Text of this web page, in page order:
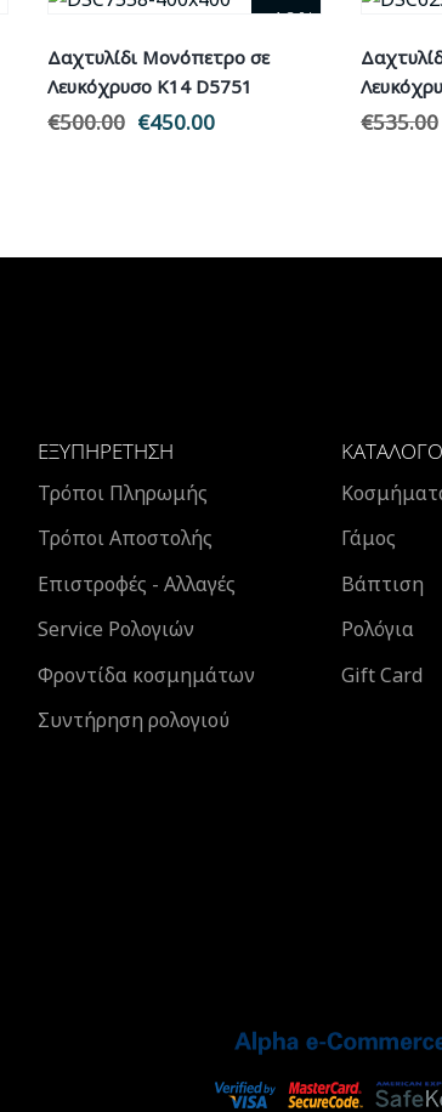
- 10%
Δαχτυλίδι Μονόπετρο σε
Λευκόχρυσο Κ14 D5751
€500.00 Original
€450.00 €535.00
ΕΞΥΠΗΡΈΤΗΣΗ
Τρόποι Πληρωμής
Τρόποι Αποστολής
Επιστροφές - Αλλαγές
Service Ρολογιών
Φροντίδα κοσμημάτων
Συντήρηση ρολογιού
Γάμος
Βάπτιση
Ρολόγια
Gift Card